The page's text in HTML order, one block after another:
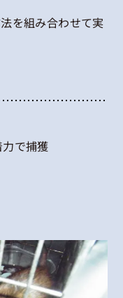
を組み合わせて実
で捕獲